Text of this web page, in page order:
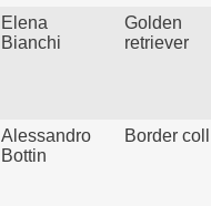
Elena
Bianchi
Golden
retriever
Alessandro
Bottin
Border